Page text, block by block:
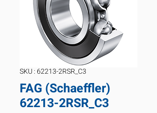
SKU : 62213-2RSR_C3
FAG (Schaeffler)
62213-2RSR_C3